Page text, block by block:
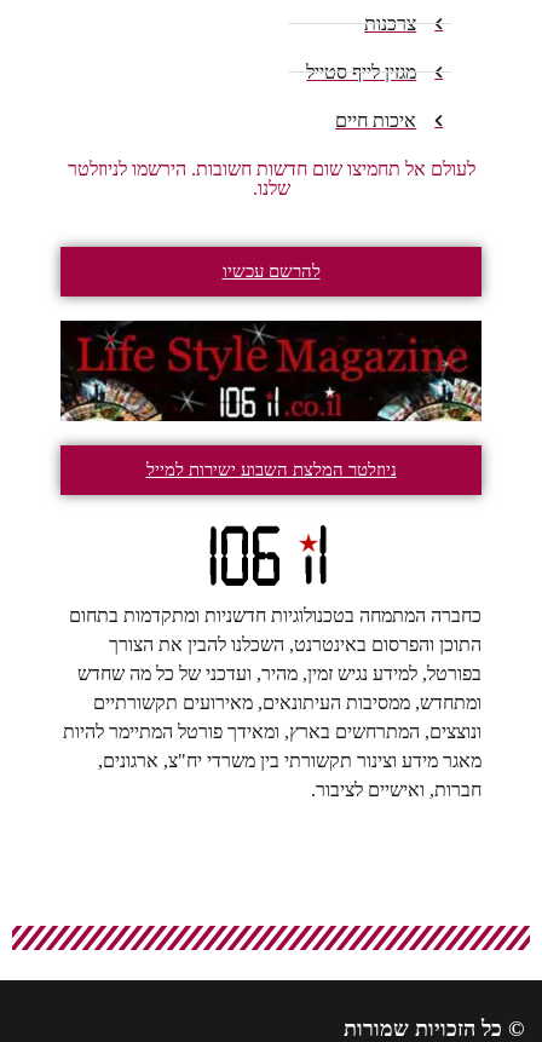
צרכנות
מגזין לייף סטייל
איכות חיים
לעולם אל תחמיצו שום חדשות חשובות. הירשמו לניוזלטר
שלנו.
להרשם עכשיו
ניוזלטר המלצת השבוע ישירות למייל
כחברה המתמחה בטכנולוגיות חדשניות ומתקדמות בתחום
התוכן והפרסום באינטרנט, השכלנו להבין את הצורך
בפורטל, למידע נגיש זמין, מהיר, ועדכני של כל מה שחדש
ומתחדש, ממסיבות העיתונאים, מאירועים תקשורתיים
ונוצצים, המתרחשים בארץ, ומאידך פורטל המתיימר להיות
מאגר מידע וצינור תקשורתי בין משרדי יח"צ, ארגונים,
חברות, ואישיים לציבור.
© כל הזכויות שמורות